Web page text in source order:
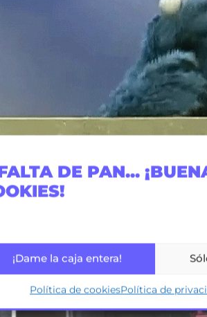
DE PAN...
¡Dame la caja entera!
Política de cookiesPolítica de